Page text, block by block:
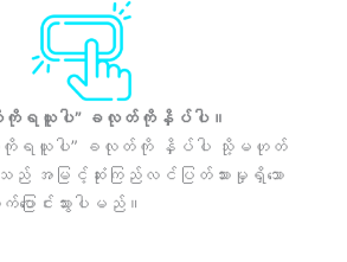
ယိုကိုရယူပါ” ခလုတ်ကိုနှိပ်ပါ။
ယိုကိုရယူပါ” ခလုတ်ကို နှိပ်ပါ သို့မဟုတ်
အမြင့်ဆုံးကြည်လင်ပြတ်သားမှုရှိသော
ြောင်းသွားပါမည်။